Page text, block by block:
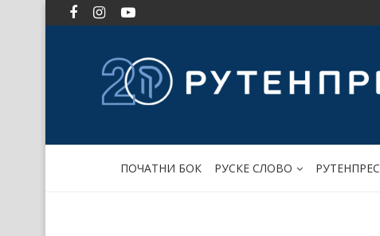
ПОЧАТНИ БОК РУСКЕ СЛОВО РУТЕНПРЕС